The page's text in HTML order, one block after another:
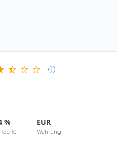
%
10
EUR
Währung